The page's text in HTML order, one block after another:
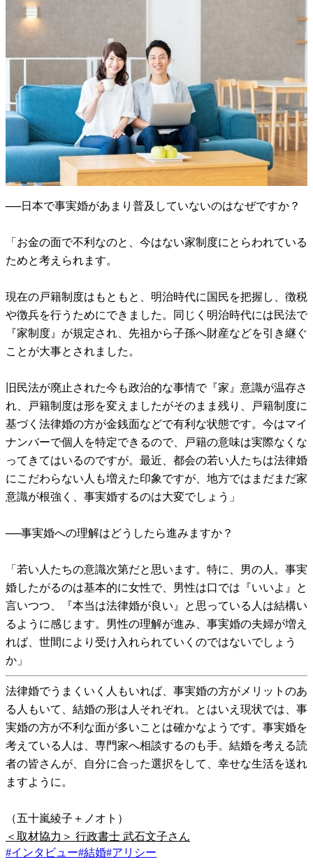
──日本で事実婚があまり普及していないのはなぜですか？
「お金の面で不利なのと、今はない家制度にとらわれている
ためと考えられます。
現在の戸籍制度はもともと、明治時代に国民を把握し、徴税
や徴兵を行うためにできました。同じく明治時代には民法で
『家制度』が規定され、先祖から子孫へ財産などを引き継ぐ
ことが大事とされました。
旧民法が廃止された今も政治的な事情で『家』意識が温存さ
れ、戸籍制度は形を変えましたがそのまま残り、戸籍制度に
基づく法律婚の方が金銭面などで有利な状態です。今はマイ
ナンバーで個人を特定できるので、戸籍の意味は実際なくな
ってきてはいるのですが。最近、都会の若い人たちは法律婚
にこだわらない人も増えた印象ですが、地方ではまだまだ家
意識が根強く、事実婚するのは大変でしょう」
──事実婚への理解はどうしたら進みますか？
「若い人たちの意識次第だと思います。特に、男の人。事実
婚したがるのは基本的に女性で、男性は口では『いいよ』と
言いつつ、『本当は法律婚が良い』と思っている人は結構い
るように感じます。男性の理解が進み、事実婚の夫婦が増え
れば、世間により受け入れられていくのではないでしょう
か」
法律婚でうまくいく人もいれば、事実婚の方がメリットのあ
る人もいて、結婚の形は人それぞれ。とはいえ現状では、事
実婚の方が不利な面が多いことは確かなようです。事実婚を
考えている人は、専門家へ相談するのも手。結婚を考える読
者の皆さんが、自分に合った選択をして、幸せな生活を送れ
ますように。
（五十嵐綾子＋ノオト）
＜取材協力＞ 行政書士 武石文子さん
#インタビュー#結婚#アリシー